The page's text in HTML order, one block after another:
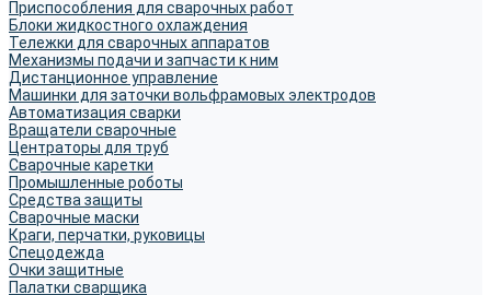
Приспособления для сварочных работ
Блоки жидкостного охлаждения
Тележки для сварочных аппаратов
Механизмы подачи и запчасти к ним
Дистанционное управление
Машинки для заточки вольфрамовых электродов
Автоматизация сварки
Вращатели сварочные
Центраторы для труб
Сварочные каретки
Промышленные роботы
Средства защиты
Сварочные маски
Краги, перчатки, руковицы
Спецодежда
Очки защитные
Палатки сварщика